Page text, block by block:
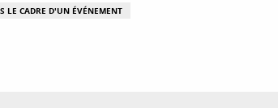
LE CADRE D'UN ÉVÉNEMENT